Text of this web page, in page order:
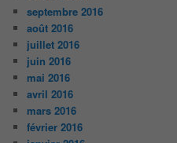
septembre 2016
août 2016
juillet 2016
juin 2016
mai 2016
avril 2016
mars 2016
février 2016